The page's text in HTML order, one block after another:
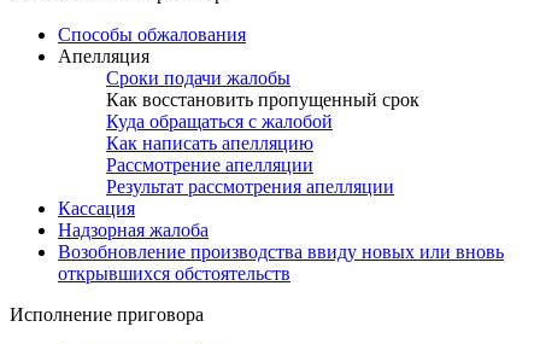
Способы обжалования
Апелляция
Сроки подачи жалобы
Как восстановить пропущенный срок
Куда обращаться с жалобой
Как написать апелляцию
Рассмотрение апелляции
Результат рассмотрения апелляции
Кассация
Надзорная жалоба
Возобновление производства ввиду новых или вновь
открывшихся обстоятельств
Исполнение приговора